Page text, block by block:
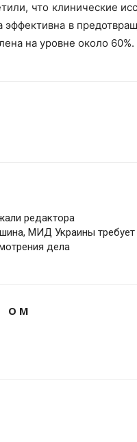
что клинические
эффективна в
на уровне около 60%.
редактора
МИД Украины требует
дела
О М